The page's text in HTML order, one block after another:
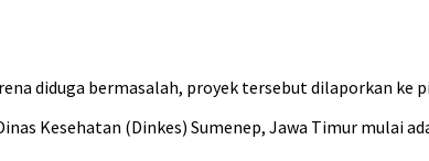
diduga bermasalah, proyek tersebut dilaporkan
Kesehatan (Dinkes) Sumenep, Jawa Timur mulai